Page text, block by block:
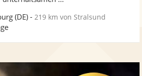
(DE) - 219 km von Stralsund